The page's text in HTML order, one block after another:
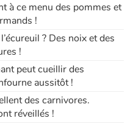
à ce menu des pommes et
!
? Des noix et des
!
peut cueillir des
aussitôt !
des carnivores.
réveillés !